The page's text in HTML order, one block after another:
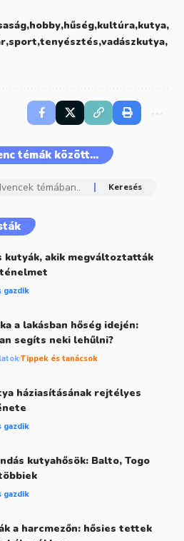
hobby hűség kultúra kutya
sport tenyésztés vadászkutya
témák között…
kutyák, akik megváltoztatták
gazdik
a lakásban hőség idején:
segíts neki lehűlni?
Tippek és tanácsok
háziasításának rejtélyes
gazdik
kutyahősök: Balto, Togo
gazdik
a harcmezőn: hősies tettek